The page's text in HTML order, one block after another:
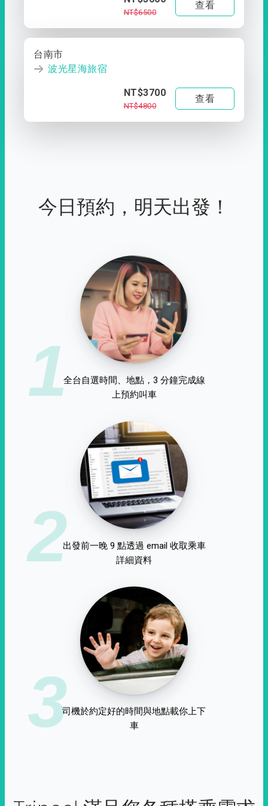
NT$6500
查看
台南市
波光星海旅宿
NT$3700
NT$4800
查看
今日預約，明天出發！
1全台自選時間、地點，3 分鐘完成線
上預約叫車
2出發前一晚 9 點透過 email 收取乘車
詳細資料
3司機於約定好的時間與地點載你上下
車